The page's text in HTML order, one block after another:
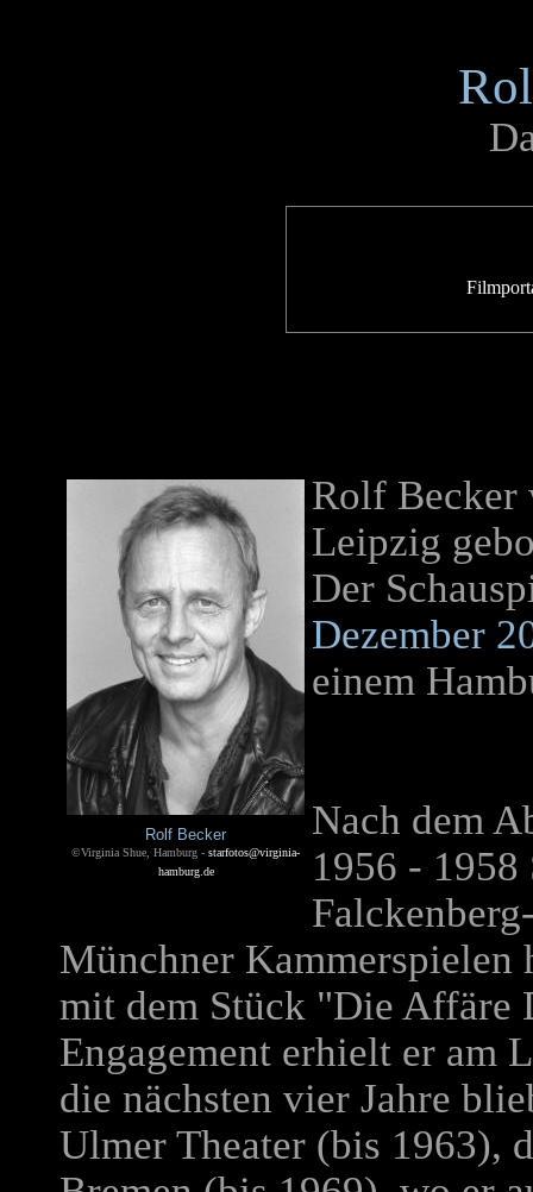
Rolf Becker
©Virginia Shue, Hamburg - starfotos@virginia-
hamburg.de
Rolf Becker
Leipzig
Der
Dezember
einem
Nach dem
1956 - 1958
Münchner Kammerspielen
mit dem Stück "Die Affäre
Engagement erhielt er am
die nächsten vier Jahre
Ulmer Theater (bis 1963),